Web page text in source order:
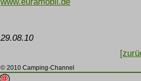
29.08.10
© 2010 Camping-Channel